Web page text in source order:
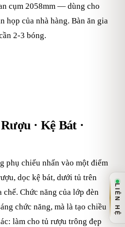
cụm 2058mm — dùng cho
họp của nhà hàng. Bàn ăn gia
2-3 bóng.
· Kệ Bát ·
phụ chiếu nhấn vào một điểm
dọc kệ bát, dưới tủ trên
chế. Chức năng của lớp đèn
chức năng, mà là tạo chiều
làm cho tủ rượu trông đẹp
LIÊN HỆ